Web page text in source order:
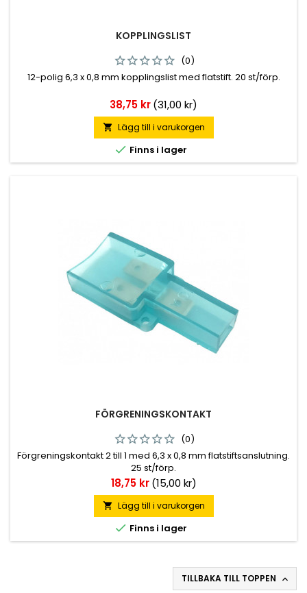
KOPPLINGSLIST
(0)
12-polig 6,3 x 0,8 mm kopplingslist med flatstift. 20 st/förp.
Pris
38,75 kr(31,00 kr)
 Lägg till i varukorgen
 Finns i lager
FÖRGRENINGSKONTAKT
(0)
Förgreningskontakt 2 till 1 med 6,3 x 0,8 mm flatstiftsanslutning.
25 st/förp.
Pris
18,75 kr (15,00 kr)
 Lägg till i varukorgen
 Finns i lager
TILLBAKA TILL TOPPEN 